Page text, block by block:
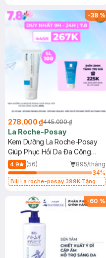
-38%
278.000 ₫445.000 ₫
La Roche-Posay
Kem Dưỡng La Roche-Posay
Giúp Phục Hồi Da Đa Công
Dụng 40ml
4.9 (56)
895/tháng
34%
Bill La roche-posay 399K Tặng
(SL có hạn)
-60 %